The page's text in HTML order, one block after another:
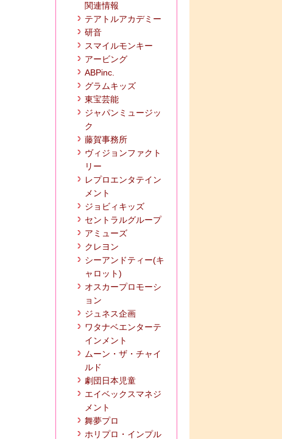
関連情報
テアトルアカデミー
研音
スマイルモンキー
アービング
ABPinc.
グラムキッズ
東宝芸能
ジャパンミュージッ
ク
藤賀事務所
ヴィジョンファクト
リー
レプロエンタテイン
メント
ジョビィキッズ
セントラルグループ
アミューズ
クレヨン
シーアンドティー(キ
ャロット)
オスカープロモーシ
ョン
ジュネス企画
ワタナベエンターテ
インメント
ムーン・ザ・チャイ
ルド
劇団日本児童
エイベックスマネジ
メント
舞夢プロ
ホリプロ・インプル